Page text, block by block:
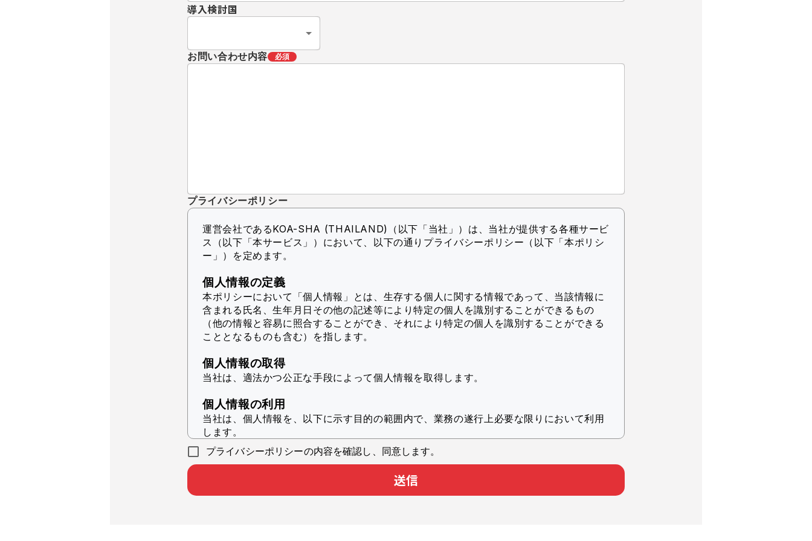
導入検討国
お問い合わせ内容 必須
プライバシーポリシー
運営会社であるKOA-SHA (THAILAND)（以下「当社」） は、当社が提供する各種サービ
ス（以下「本サービス」）において、以下の通りプライバシーポリシー（以下「本ポリシ
ー」）を定めます。
個人情報の定義
本ポリシーにおいて「個人情報」とは、生存する個人に関する情報であって、当該情報に
含まれる氏名、生年月日その他の記述等により特定の個人を識別することができるもの
（他の情報と容易に照合することができ、それにより特定の個人を識別することができる
こととなるものも含む）を指します。
個人情報の取得
当社は、適法かつ公正な手段によって個人情報を取得します。
個人情報の利用
当社は、個人情報を、以下に示す目的の範囲内で、業務の遂行上必要な限りにおいて利用
します。
本サービスのユーザ個人に対して最適化された情報を配信するため
統計的分析により本サービスの品質向上に役立てるため
本サービスに対するお問い合わせへの対応のため
プライバシーポリシーの内容を確認し、同意します。
送信